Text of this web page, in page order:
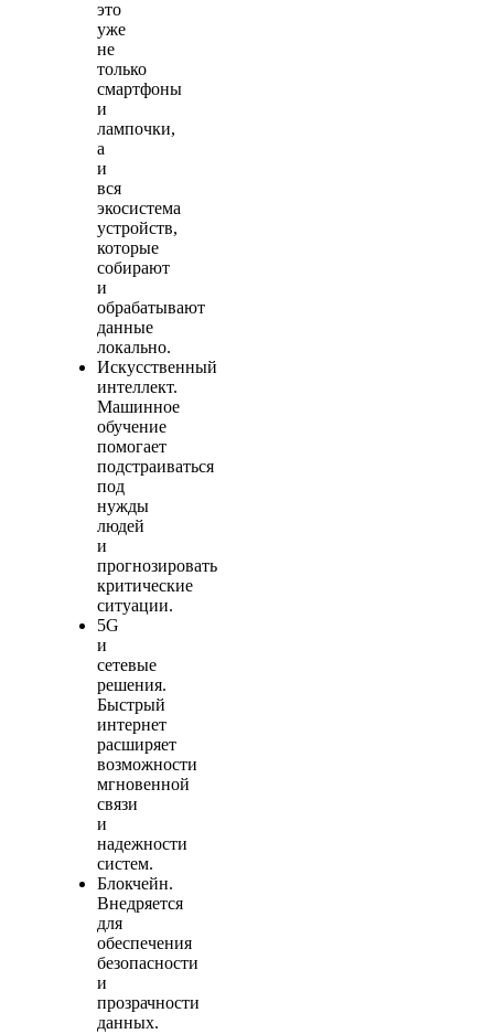
это
уже
не
только
смартфоны
и
лампочки,
а
и
вся
экосистема
устройств,
которые
собирают
и
обрабатывают
данные
локально.
Искусственный
интеллект.
Машинное
обучение
помогает
подстраиваться
под
нужды
людей
и
прогнозировать
критические
ситуации.
5G
и
сетевые
решения.
Быстрый
интернет
расширяет
возможности
мгновенной
связи
и
надежности
систем.
Блокчейн.
Внедряется
для
обеспечения
безопасности
и
прозрачности
данных.